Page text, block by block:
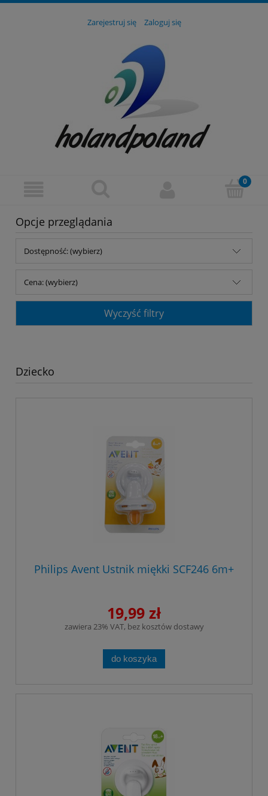
Zarejestruj się Zaloguj się
Opcje przeglądania
Dostępność: (wybierz)
Cena: (wybierz)
Wyczyść filtry
Dziecko
Philips Avent Ustnik miękki SCF246 6m+
19,99 zł
zawiera 23% VAT, bez kosztów dostawy
do koszyka